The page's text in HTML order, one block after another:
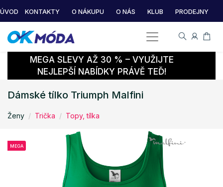
ÚVOD KONTAKTY O NÁKUPU O NÁS KLUB PRODEJNY
MEGA SLEVY AŽ 30 % – VYUŽIJTE
NEJLEPŠÍ NABÍDKY PRÁVĚ TEĎ!
Dámské tílko Triumph Malfini
Ženy Trička Topy, tílka
MEGA